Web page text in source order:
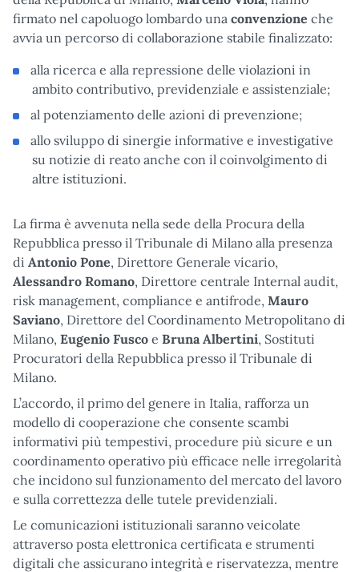
firmato nel capoluogo lombardo una convenzione che
avvia un percorso di collaborazione stabile finalizzato:
alla ricerca e alla repressione delle violazioni in
ambito contributivo, previdenziale e assistenziale;
al potenziamento delle azioni di prevenzione;
allo sviluppo di sinergie informative e investigative
su notizie di reato anche con il coinvolgimento di
altre istituzioni.
La firma è avvenuta nella sede della Procura della
Repubblica presso il Tribunale di Milano alla presenza
di Antonio Pone, Direttore Generale vicario,
Alessandro Romano, Direttore centrale Internal audit,
risk management, compliance e antifrode, Mauro
Saviano, Direttore del Coordinamento Metropolitano di
Milano, Eugenio Fusco e Bruna Albertini, Sostituti
Procuratori della Repubblica presso il Tribunale di
Milano.
L’accordo, il primo del genere in Italia, rafforza un
modello di cooperazione che consente scambi
informativi più tempestivi, procedure più sicure e un
coordinamento operativo più efficace nelle irregolarità
che incidono sul funzionamento del mercato del lavoro
e sulla correttezza delle tutele previdenziali.
Le comunicazioni istituzionali saranno veicolate
attraverso posta elettronica certificata e strumenti
digitali che assicurano integrità e riservatezza, mentre